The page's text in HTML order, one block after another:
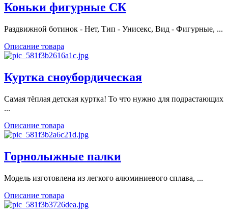
Коньки фигурные СК
Раздвижной ботинок - Нет, Тип - Унисекс, Вид - Фигурные, ...
Описание товара
Куртка сноубордическая
Самая тёплая детская куртка! То что нужно для подрастающих
...
Описание товара
Горнолыжные палки
Модель изготовлена из легкого алюминиевого сплава, ...
Описание товара